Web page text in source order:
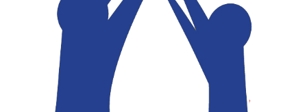
Blog CME
Proyek Terdahulu